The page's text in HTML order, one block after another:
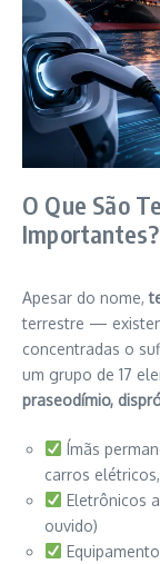
O Que São
Importantes?
Apesar do nome,
terrestre —
concentradas o
um grupo de 17
praseodímio,
Ímãs
carros
Eletrônicos
ouvido)